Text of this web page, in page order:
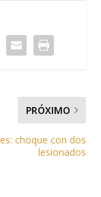
PRÓXIMO
choque con dos
lesionados